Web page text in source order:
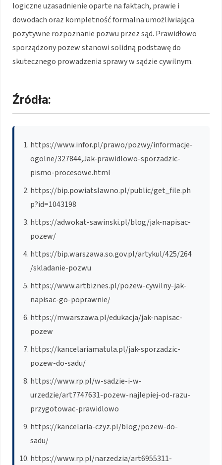
logiczne uzasadnienie oparte na faktach, prawie i
dowodach oraz kompletność formalna umożliwiająca
pozytywne rozpoznanie pozwu przez sąd. Prawidłowo
sporządzony pozew stanowi solidną podstawę do
skutecznego prowadzenia sprawy w sądzie cywilnym.
Źródła:
https://www.infor.pl/prawo/pozwy/informacje-
ogolne/327844,Jak-prawidlowo-sporzadzic-
pismo-procesowe.html
https://bip.powiatslawno.pl/public/get_file.ph
p?id=1043198
https://adwokat-sawinski.pl/blog/jak-napisac-
pozew/
https://bip.warszawa.so.gov.pl/artykul/425/264
/skladanie-pozwu
https://www.artbiznes.pl/pozew-cywilny-jak-
napisac-go-poprawnie/
https://mwarszawa.pl/edukacja/jak-napisac-
pozew
https://kancelariamatula.pl/jak-sporzadzic-
pozew-do-sadu/
https://www.rp.pl/w-sadzie-i-w-
urzedzie/art7747631-pozew-najlepiej-od-razu-
przygotowac-prawidlowo
https://kancelaria-czyz.pl/blog/pozew-do-
sadu/
https://www.rp.pl/narzedzia/art6955311-